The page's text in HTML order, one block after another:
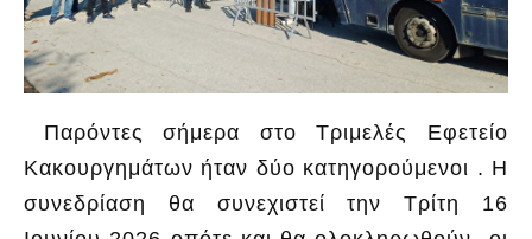
Παρόντες σήμερα στο Τριμελές Εφετείο
Κακουργημάτων ήταν δύο κατηγορούμενοι . Η
συνεδρίαση θα συνεχιστεί την Τρίτη 16